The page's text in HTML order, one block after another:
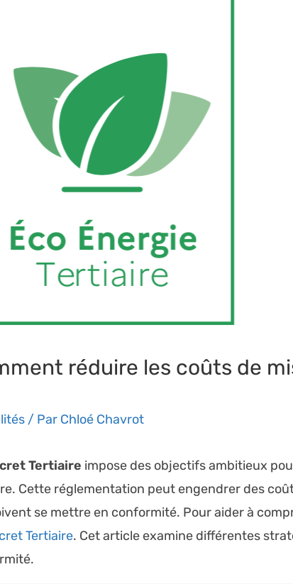
réduire les coûts de
/ Par Chloé Chavrot
Tertiaire impose des objectifs ambitieux
Cette réglementation peut engendrer des
se mettre en conformité. Pour aider à
Tertiaire. Cet article examine différentes